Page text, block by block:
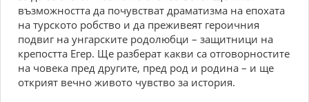
възможността да почувстват драматизма на епохата
на турското робство и да преживеят героичния
подвиг на унгарските родолюбци – защитници на
крепостта Егер. Ще разберат какви са отговорностите
на човека пред другите, пред род и родина – и ще
открият вечно живото чувство за история.